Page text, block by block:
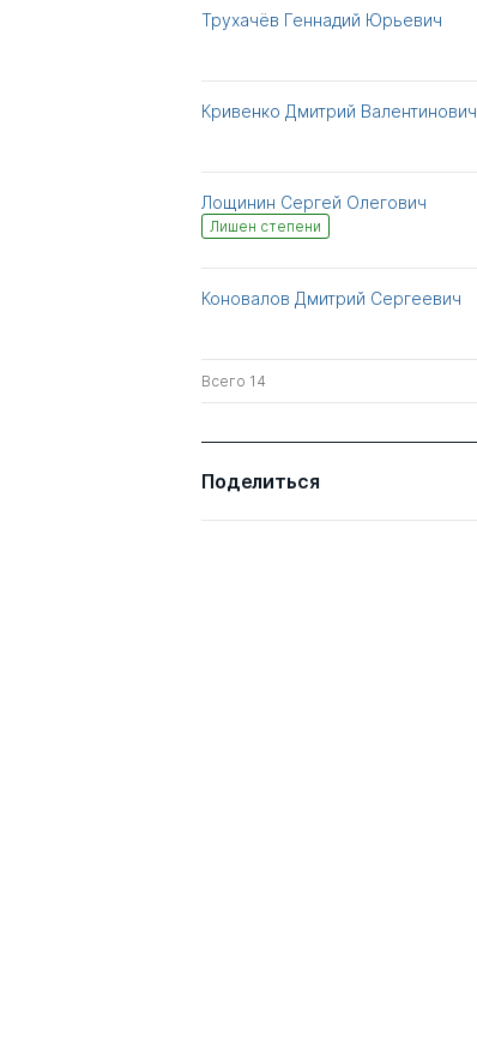
Трухачёв Геннадий Юрьевич
Кривенко Дмитрий Валентинович
Лощинин Сергей Олегович
Лишен степени
Коновалов Дмитрий Сергеевич
Всего 14
Поделиться